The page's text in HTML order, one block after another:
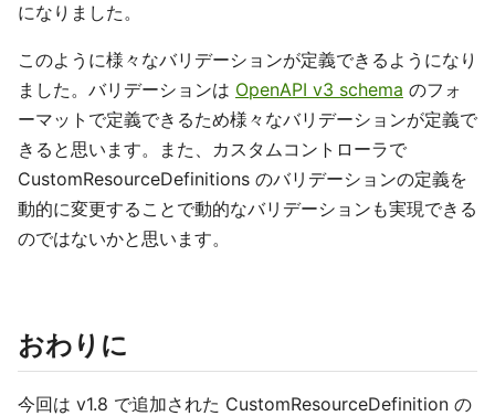
になりました。
このように様々なバリデーションが定義できるようになり
ました。バリデーションは OpenAPI v3 schema のフォ
ーマットで定義できるため様々なバリデーションが定義で
きると思います。また、カスタムコントローラで
CustomResourceDefinitions のバリデーションの定義を
動的に変更することで動的なバリデーションも実現できる
のではないかと思います。
おわりに
今回は v1.8 で追加された CustomResourceDefinition の